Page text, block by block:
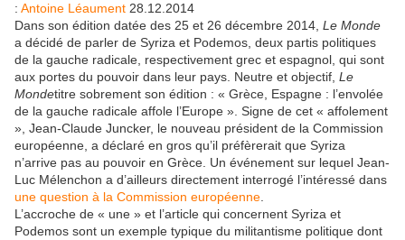
: Antoine Léaument 28.12.2014
Dans son édition datée des 25 et 26 décembre 2014, Le Monde
a décidé de parler de Syriza et Podemos, deux partis politiques
de la gauche radicale, respectivement grec et espagnol, qui sont
aux portes du pouvoir dans leur pays. Neutre et objectif, Le
Mondetitre sobrement son édition : « Grèce, Espagne : l’envolée
de la gauche radicale affole l’Europe ». Signe de cet « affolement
», Jean-Claude Juncker, le nouveau président de la Commission
européenne, a déclaré en gros qu’il préfèrerait que Syriza
n’arrive pas au pouvoir en Grèce. Un événement sur lequel Jean-
Luc Mélenchon a d’ailleurs directement interrogé l’intéressé dans
une question à la Commission européenne
L’accroche de « une » et l’article qui concernent Syriza et
Podemos sont un exemple typique du militantisme politique dont